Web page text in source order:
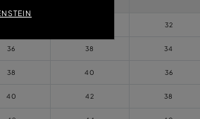
32
36 38 34
38 40 36
40 42 38